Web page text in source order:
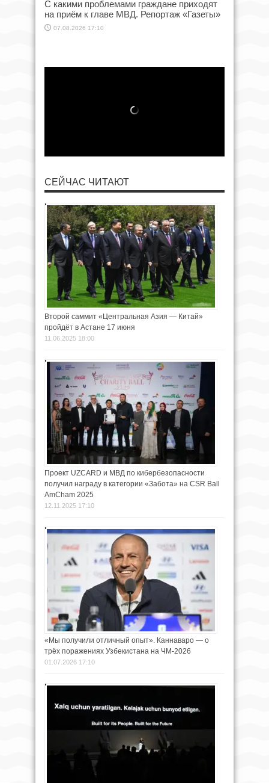
С какими проблемами граждане приходят
на приём к главе МВД. Репортаж «Газеты»
07.08.2026 17:10
СЕЙЧАС ЧИТАЮТ
Второй саммит «Центральная Азия — Китай»
пройдёт в Астане 17 июня
11.06.2025 18:00
Проект UZCARD и МВД по кибербезопасности
получил награду в категории «Забота» на CSR Ball
AmCham 2025
12.11.2025 17:10
«Мы получили отличный опыт». Каннаваро — о
трёх поражениях Узбекистана на ЧМ-2026
01.07.2026 17:10